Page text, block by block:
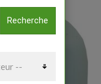
Recherche